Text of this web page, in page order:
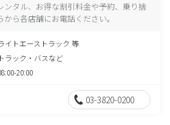
ンタル、お得な割引料金や予約、乗り捨
ら各店舗にお電話ください。
イトエーストラック 等
トラック・バスなど
20:00
03-3820-0200